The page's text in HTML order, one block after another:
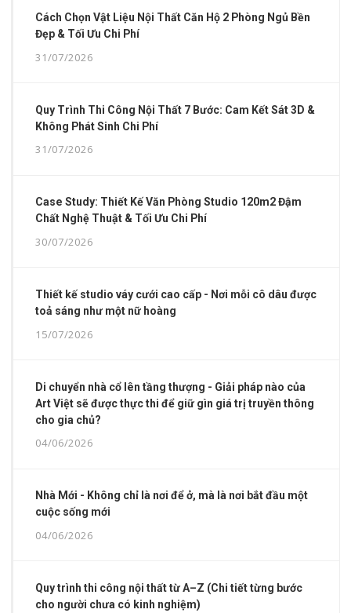
Cách Chọn Vật Liệu Nội Thất Căn Hộ 2 Phòng Ngủ Bền
Đẹp & Tối Ưu Chi Phí
31/07/2026
Quy Trình Thi Công Nội Thất 7 Bước: Cam Kết Sát 3D &
Không Phát Sinh Chi Phí
31/07/2026
Case Study: Thiết Kế Văn Phòng Studio 120m2 Đậm
Chất Nghệ Thuật & Tối Ưu Chi Phí
30/07/2026
Thiết kế studio váy cưới cao cấp - Nơi mỗi cô dâu được
toả sáng như một nữ hoàng
15/07/2026
Di chuyển nhà cổ lên tầng thượng - Giải pháp nào của
Art Việt sẽ được thực thi để giữ gìn giá trị truyền thông
cho gia chủ?
04/06/2026
Nhà Mới - Không chỉ là nơi để ở, mà là nơi bắt đầu một
cuộc sống mới
04/06/2026
Quy trình thi công nội thất từ A–Z (Chi tiết từng bước
cho người chưa có kinh nghiệm)